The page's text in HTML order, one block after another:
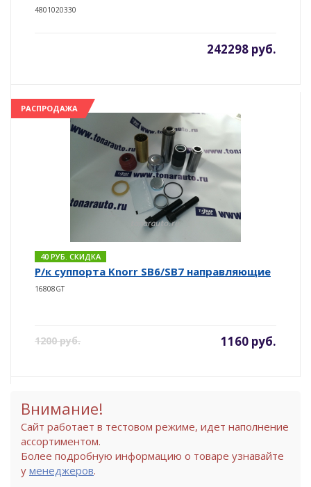
4801020330
242298 руб.
РАСПРОДАЖА
40 РУБ. СКИДКА
Р/к суппорта Knorr SB6/SB7 направляющие
16808GT
1200 руб. 1160 руб.
Внимание!
Сайт работает в тестовом режиме, идет наполнение
ассортиментом.
Более подробную информацию о товаре узнавайте
у менеджеров.